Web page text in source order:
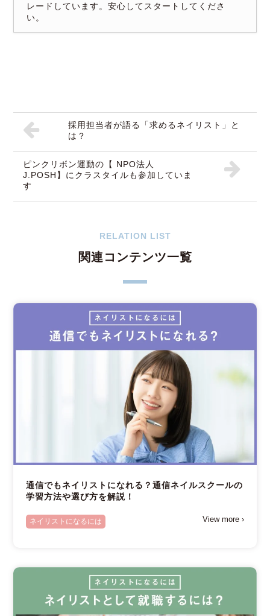
レードしています。安心してスタートしてくださ
い。
採用担当者が語る「求めるネイリスト」と
は？
ピンクリボン運動の【 NPO法人
J.POSH】にクラスタイルも参加していま
す
RELATION LIST
関連コンテンツ一覧
通信でもネイリストになれる？通信ネイルスクールの
学習方法や選び方を解説！
ネイリストになるには View more ›